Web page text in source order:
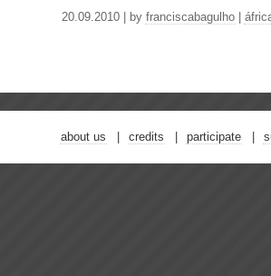
20.09.2010 | by franciscabagulho
about us credits participate